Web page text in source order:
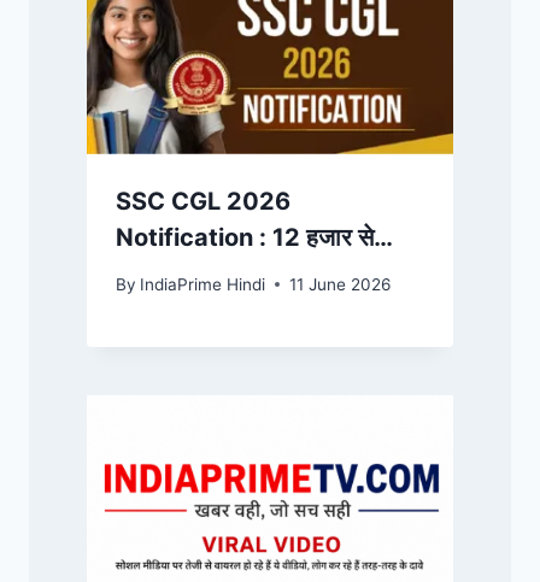
SSC CGL 2026
Notification : 12 हजार से
अधिक पदों पर सरकारी नौकरी का
By IndiaPrime Hindi 11 June 2026